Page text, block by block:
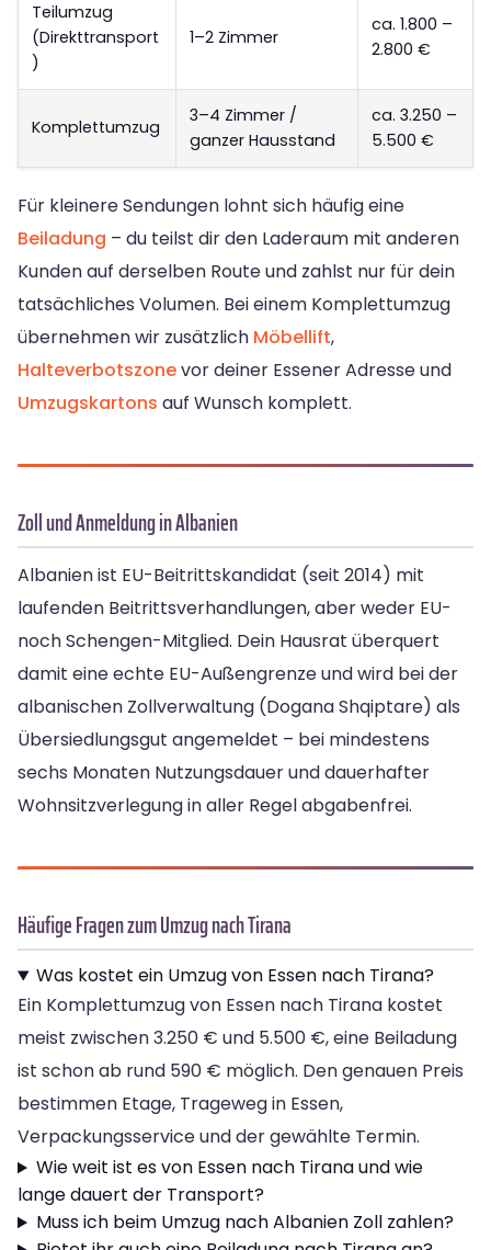
Teilumzug
(Direkttransport
)
1–2 Zimmer
ca. 1.800 –
2.800 €
Komplettumzug
3–4 Zimmer /
ganzer Hausstand
ca. 3.250 –
5.500 €
Für kleinere Sendungen lohnt sich häufig eine
Beiladung – du teilst dir den Laderaum mit anderen
Kunden auf derselben Route und zahlst nur für dein
tatsächliches Volumen. Bei einem Komplettumzug
übernehmen wir zusätzlich Möbellift,
Halteverbotszonevor deiner Essener Adresse und
Umzugskartons auf Wunsch komplett.
Zoll und Anmeldung in Albanien
Albanien ist EU-Beitrittskandidat (seit 2014) mit
laufenden Beitrittsverhandlungen, aber weder EU-
noch Schengen-Mitglied. Dein Hausrat überquert
damit eine echte EU-Außengrenze und wird bei der
albanischen Zollverwaltung (Dogana Shqiptare) als
Übersiedlungsgut angemeldet – bei mindestens
sechs Monaten Nutzungsdauer und dauerhafter
Wohnsitzverlegung in aller Regel abgabenfrei.
Häufige Fragen zum Umzug nach Tirana
Was kostet ein Umzug von Essen nach Tirana?
Ein Komplettumzug von Essen nach Tirana kostet
meist zwischen 3.250 € und 5.500 €, eine Beiladung
ist schon ab rund 590 € möglich. Den genauen Preis
bestimmen Etage, Trageweg in Essen,
Verpackungsservice und der gewählte Termin.
Wie weit ist es von Essen nach Tirana und wie
lange dauert der Transport?
Muss ich beim Umzug nach Albanien Zoll zahlen?